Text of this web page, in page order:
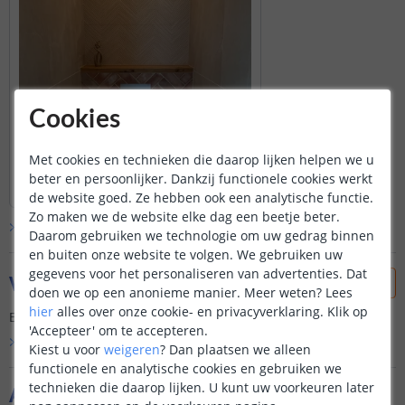
Aanvullende producten
Bekijk alle klantfoto’s
Vraag & antwoord
Er is nog geen vraag gesteld over dit product.
Bekijk alle Vraag & antwoord
Cookies
Met cookies en technieken die daarop lijken helpen we u
beter en persoonlijker. Dankzij functionele cookies werkt
de website goed. Ze hebben ook een analytische functie.
Zo maken we de website elke dag een beetje beter.
Daarom gebruiken we technologie om uw gedrag binnen
en buiten onze website te volgen. We gebruiken uw
gegevens voor het personaliseren van advertenties. Dat
doen we op een anonieme manier. Meer weten? Lees
hier alles over onze cookie- en privacyverklaring. Klik op
'Accepteer' om te accepteren.
Kiest u voor weigeren? Dan plaatsen we alleen
functionele en analytische cookies en gebruiken we
technieken die daarop lijken. U kunt uw voorkeuren later